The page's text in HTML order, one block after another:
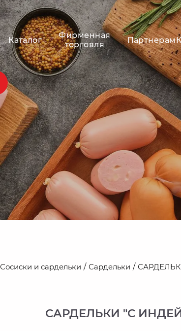
Каталог
Фирменная
торговля
Партнерам
Сосиски и сардельки Сардельки
САРДЕЛЬКИ "С